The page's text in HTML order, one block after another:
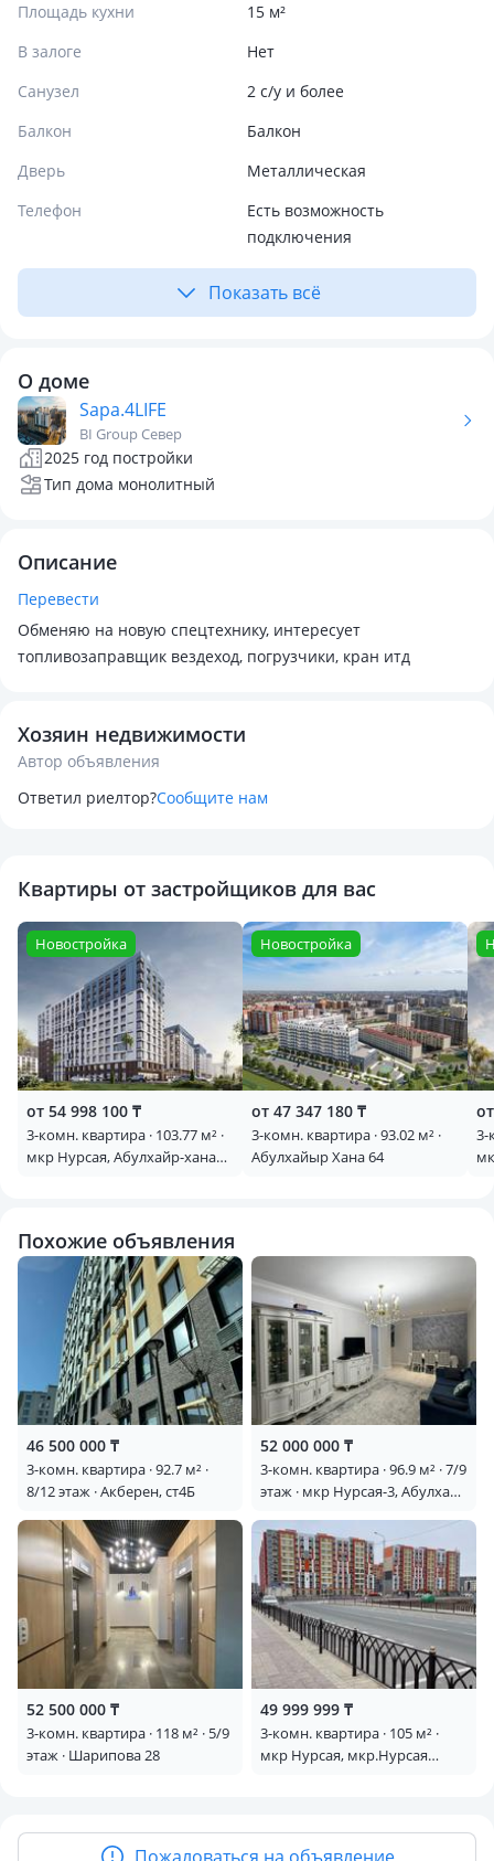
Площадь кухни
15 м²
В залоге
Нет
Санузел
2 с/у и более
Балкон
Балкон
Дверь
Металлическая
Телефон
Есть возможность
подключения
Показать всё
О доме
Sapa.4LIFE
BI Group Север
2025 год постройки
Тип дома монолитный
Описание
Перевести
Обменяю на новую спецтехнику, интересует
топливозаправщик вездеход, погрузчики, кран итд
Хозяин недвижимости
Автор объявления
Ответил риелтор?Сообщите нам
Квартиры от застройщиков для вас
Новостройка
от 54 998 100 ₸
3-комн. квартира · 103.77 м² ·
мкр Нурсая, Абулхайр-хана
Новостройка
от 47 347 180 ₸
3-комн. квартира · 93.02 м² ·
Абулхайыр Хана 64
3-
Похожие объявления
46 500 000 ₸
3-комн. квартира · 92.7 м² ·
8/12 этаж · Акберен, ст4Б
52 000 000 ₸
3-комн. квартира · 96.9 м² · 7/9
этаж · мкр Нурсая-3, Абулхаир
52 500 000 ₸
3-комн. квартира · 118 м² · 5/9
этаж · Шарипова 28
49 999 999 ₸
3-комн. квартира · 105 м² ·
мкр Нурсая, мкр.Нурсая